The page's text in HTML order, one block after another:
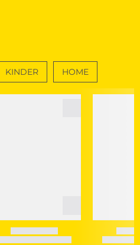
KINDER HOME